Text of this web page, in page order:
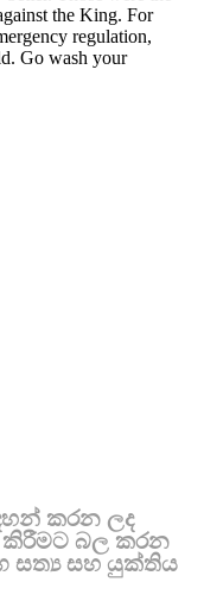
කරන ලද
බල කරන
සත්‍ය සහ යුක්තිය